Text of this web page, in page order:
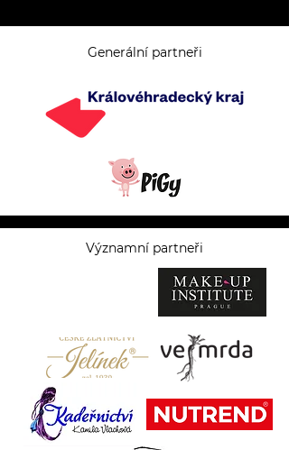
Generální partneři
Významní partneři